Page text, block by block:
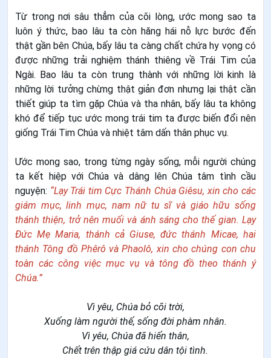
Từ trong nơi sâu thẳm của cõi lòng, ước mong sao ta
luôn ý thức, bao lâu ta còn hăng hái nỗ lực bước đến
thật gần bên Chúa, bấy lâu ta càng chất chứa hy vọng có
được những trải nghiệm thánh thiêng về Trái Tim của
Ngài. Bao lâu ta còn trung thành với những lời kinh là
những lời tưởng chừng thật giản đơn nhưng lại thật cần
thiết giúp ta tìm gặp Chúa và tha nhân, bấy lâu ta không
khó để tiếp tục ước mong trái tim ta được biến đổi nên
giống Trái Tim Chúa và nhiệt tâm dấn thân phục vụ.
Ước mong sao, trong từng ngày sống, mỗi người chúng
ta kết hiệp với Chúa và dâng lên Chúa tâm tình cầu
nguyện: “Lạy Trái tim Cực Thánh Chúa Giêsu, xin cho các
giám mục, linh mục, nam nữ tu sĩ và giáo hữu sống
thánh thiện, trở nên muối và ánh sáng cho thế gian. Lạy
Đức Mẹ Maria, thánh cả Giuse, đức thánh Micae, hai
thánh Tông đồ Phêrô và Phaolô, xin cho chúng con chu
toàn các công việc mục vụ và tông đồ theo thánh ý
Chúa.”
Vì yêu, Chúa bỏ cõi trời,
Xuống làm người thế, sống đời phàm nhân.
Vì yêu, Chúa đã hiến thân,
Chết trên thập giá cứu dân tội tình.